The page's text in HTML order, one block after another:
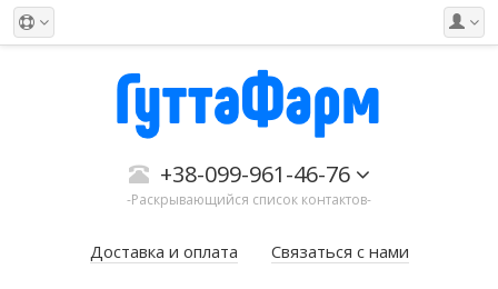
+38-099-961-46-76
-Раскрывающийся список контактов-
Доставка и оплата Связаться с нами